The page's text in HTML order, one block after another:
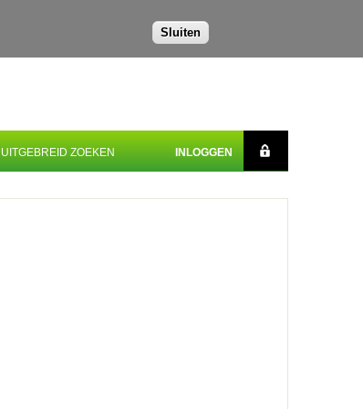
Sluiten
INLOGGEN
UITGEBREID ZOEKEN